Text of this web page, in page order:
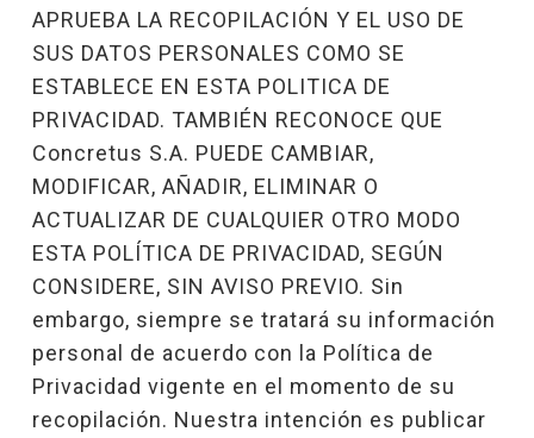
APRUEBA LA RECOPILACIÓN Y EL USO DE
SUS DATOS PERSONALES COMO SE
ESTABLECE EN ESTA POLITICA DE
PRIVACIDAD. TAMBIÉN RECONOCE QUE
Concretus S.A. PUEDE CAMBIAR,
MODIFICAR, AÑADIR, ELIMINAR O
ACTUALIZAR DE CUALQUIER OTRO MODO
ESTA POLÍTICA DE PRIVACIDAD, SEGÚN
CONSIDERE, SIN AVISO PREVIO. Sin
embargo, siempre se tratará su información
personal de acuerdo con la Política de
Privacidad vigente en el momento de su
recopilación. Nuestra intención es publicar